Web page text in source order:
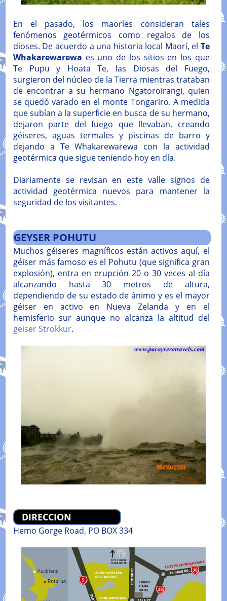
En el pasado, los maoríes consideran tales
fenómenos geotérmicos como regalos de los
dioses. De acuerdo a una historia local Maorí, el Te
Whakarewarewa es uno de los sitios en los que
Te Pupu y Hoata Te, las Diosas del Fuego,
surgieron del núcleo de la Tierra mientras trataban
de encontrar a su hermano Ngatoroirangi, quien
se quedó varado en el monte Tongariro. A medida
que subían a la superficie en busca de su hermano,
dejaron parte del fuego que llevaban, creando
géiseres, aguas termales y piscinas de barro y
dejando a Te Whakarewarewa con la actividad
geotérmica que sigue teniendo hoy en día.
Diariamente se revisan en este valle signos de
actividad geotérmica nuevos para mantener la
seguridad de los visitantes.
GEYSER POHUTU
Muchos géiseres magníficos están activos aquí, el
géiser más famoso es el Pohutu (que significa gran
explosión), entra en erupción 20 o 30 veces al día
alcanzando hasta 30 metros de altura,
dependiendo de su estado de ánimo y es el mayor
géiser en activo en Nueva Zelanda y en el
hemisferio sur aunque no alcanza la altitud del
geiser Strokkur.
DIRECCION
Hemo Gorge Road, PO BOX 334